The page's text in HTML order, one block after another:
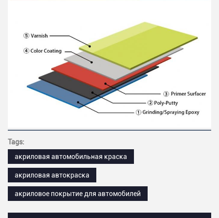
Tags:
акриловая автомобильная краска
акриловая автокраска
акриловое покрытие для автомобилей